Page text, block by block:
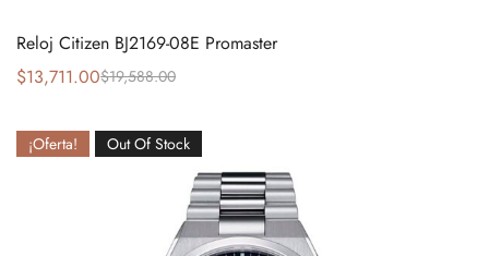
Reloj Citizen BJ2169-08E Promaster
$19,588.00
$13,711.00
¡Oferta! Out Of Stock